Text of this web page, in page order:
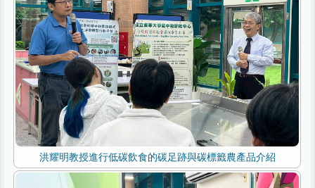
洪耀明教授進行低碳飲食的碳足跡與碳標籤農產品介紹